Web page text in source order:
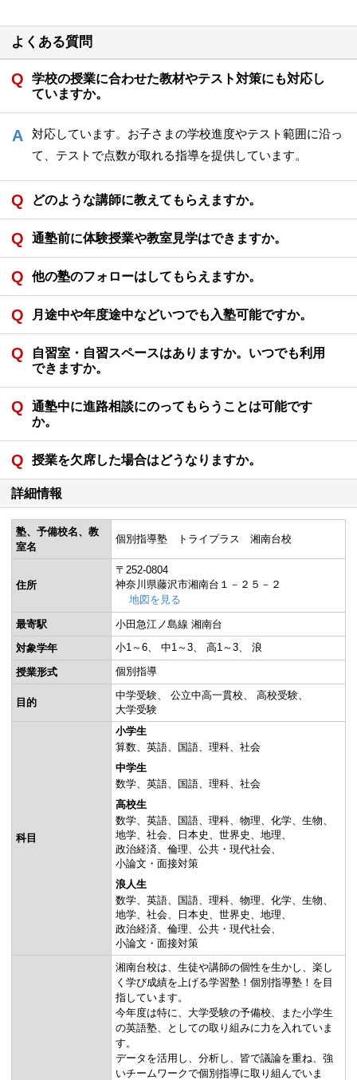
よくある質問
学校の授業に合わせた教材やテスト対策にも対応し
ていますか。
対応しています。お子さまの学校進度やテスト範囲に沿っ
て、テストで点数が取れる指導を提供しています。
どのような講師に教えてもらえますか。
通塾前に体験授業や教室見学はできますか。
他の塾のフォローはしてもらえますか。
月途中や年度途中などいつでも入塾可能ですか。
自習室・自習スペースはありますか。いつでも利用
できますか。
通塾中に進路相談にのってもらうことは可能です
か。
授業を欠席した場合はどうなりますか。
詳細情報
塾、予備校名、教
室名
個別指導塾 トライプラス 湘南台校
住所
〒252-0804
神奈川県藤沢市湘南台１－２５－２
地図を見る
最寄駅
小田急江ノ島線 湘南台
対象学年
小1～6 中1～3 高1～3 浪
授業形式 個別指導
目的
中学受験 公立中高一貫校
高校受験
大学受験
科目
小学生
算数
英語 国語 理科
社会
中学生
数学
英語 国語 理科
社会
高校生
数学
英語 国語 理科 物理 化学
生物
地学
社会 日本史 世界史
地理
政治経済
倫理
公共・現代社会
小論文・面接対策
浪人生
数学
英語 国語 理科 物理 化学
生物
地学
社会 日本史 世界史
地理
政治経済
倫理
公共・現代社会
小論文・面接対策
湘南台校は、生徒や講師の個性を生かし、楽し
く学び成績を上げる学習塾！個別指導塾！を目
指しています。
今年度は特に、大学受験の予備校、また小学生
の英語塾、としての取り組みに力を入れていま
す。
データを活用し、分析し、皆で議論を重ね、強
いチームワークで個別指導に取り組んでいま